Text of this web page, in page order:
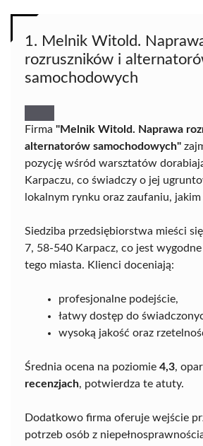
1. Melnik Witold.
rozruszników i
samochodowych
Firma "Melnik Witold. Naprawa
alternatorów samochodowych"
pozycję wśród warsztatów
Karpaczu, co świadczy o jej
lokalnym rynku oraz zaufaniu,
Siedziba przedsiębiorstwa mieści
7, 58-540 Karpacz, co jest
tego miasta. Klienci doceniają:
profesjonalne podejście,
łatwy dostęp do
wysoką jakość oraz
Średnia ocena na poziomie 4,3,
recenzjach, potwierdza te atuty.
Dodatkowo firma oferuje wejście
potrzeb osób z